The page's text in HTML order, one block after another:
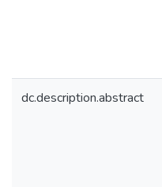
dc.description.abstract